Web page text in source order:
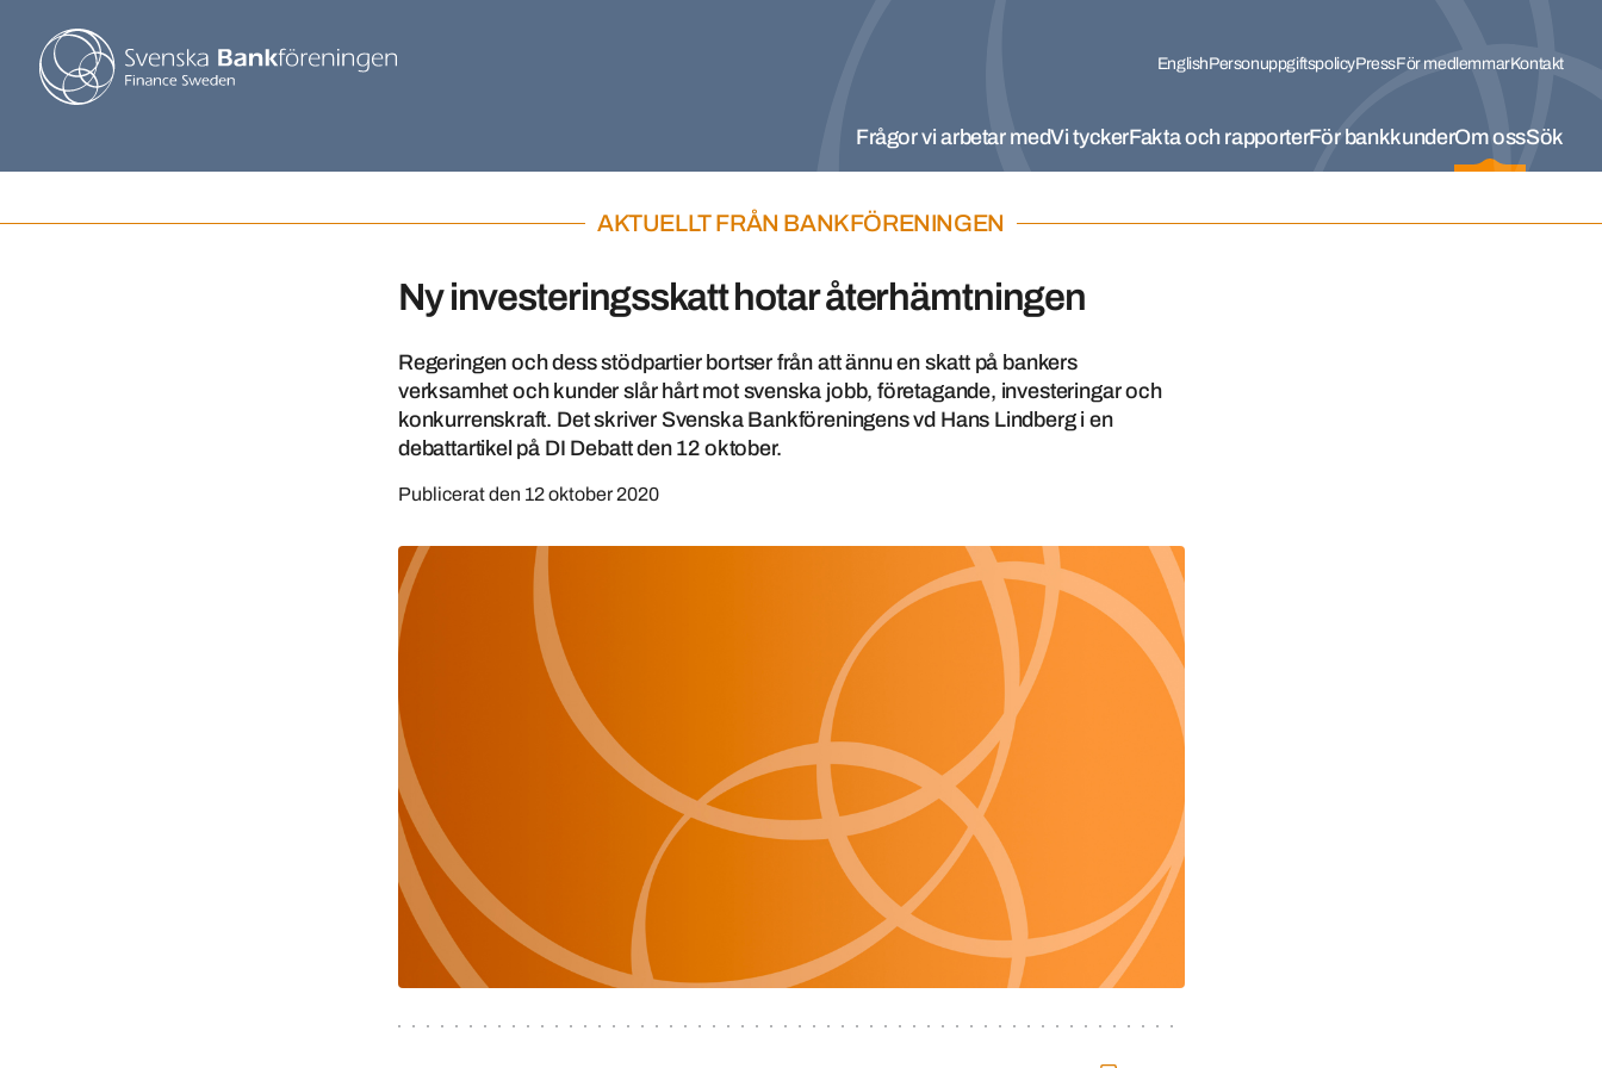
EnglishPersonuppgiftspolicyPressFör medlemmarKontakt
Frågor vi arbetar medVi tyckerFakta och rapporterFör bankkunderOm ossSök
AKTUELLT FRÅN BANKFÖRENINGEN
Ny investeringsskatt hotar återhämtningen
Regeringen och dess stödpartier bortser från att ännu en skatt på bankers
verksamhet och kunder slår hårt mot svenska jobb, företagande, investeringar och
konkurrenskraft. Det skriver Svenska Bankföreningens vd Hans Lindberg i en
debattartikel på DI Debatt den 12 oktober.
Publicerat den 12 oktober 2020